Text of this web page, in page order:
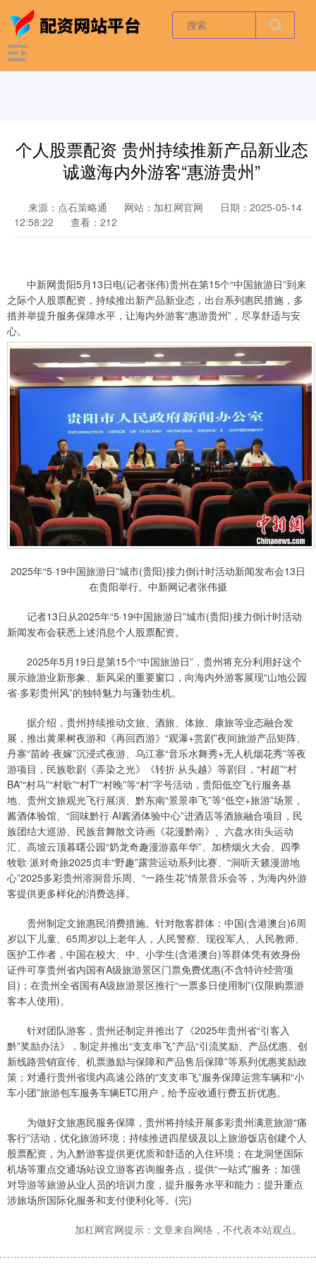
个人股票配资 贵州持续推新产品新业态
诚邀海内外游客“惠游贵州”
来源：点石策略通 网站：加杠网官网
日期：2025-05-14
12:58:22
查看：212
中新网贵阳5月13日电(记者张伟)贵州在第15个“中国旅游日”到来
之际个人股票配资，持续推出新产品新业态，出台系列惠民措施，多
措并举提升服务保障水平，让海内外游客“惠游贵州”，尽享舒适与安
心。
2025年“5·19中国旅游日”城市(贵阳)接力倒计时活动新闻发布会13日
在贵阳举行。中新网记者张伟摄
记者13日从2025年“5·19中国旅游日”城市(贵阳)接力倒计时活动
新闻发布会获悉上述消息个人股票配资。
2025年5月19日是第15个“中国旅游日”，贵州将充分利用好这个
展示旅游业新形象、新风采的重要窗口，向海内外游客展现“山地公园
省·多彩贵州风”的独特魅力与蓬勃生机。
据介绍，贵州持续推动文旅、酒旅、体旅、康旅等业态融合发
展，推出黄果树夜游和《再回西游》“观瀑+赏剧”夜间旅游产品矩阵、
丹寨“苗岭·夜嫁”沉浸式夜游、乌江寨“音乐水舞秀+无人机烟花秀”等夜
游项目，民族歌剧《弄染之光》《转折·从头越》等剧目，“村超”“村
BA”“村马”“村歌”“村T”“村晚”等“村”字号活动，贵阳低空飞行服务基
地、贵州文旅观光飞行展演、黔东南“景景串飞”等“低空+旅游”场景，
酱酒体验馆、“回味黔行·AI酱酒体验中心”进酒店等酒旅融合项目，民
族团结大巡游、民族音舞散文诗画《花漫黔南》、六盘水街头运动
汇、高坡云顶暮曙公园“奶龙奇趣漫游嘉年华”、加榜烟火大会、四季
牧歌·派对奇旅2025贞丰“野趣”露营运动系列比赛、“洞听天籁漫游地
心”2025多彩贵州溶洞音乐周、“一路生花”情景音乐会等，为海内外游
客提供更多样化的消费选择。
贵州制定文旅惠民消费措施。针对散客群体：中国(含港澳台)6周
岁以下儿童、65周岁以上老年人，人民警察、现役军人、人民教师、
医护工作者，中国在校大、中、小学生(含港澳台)等群体凭有效身份
证件可享贵州省内国有A级旅游景区门票免费优惠(不含特许经营项
目)；在贵州全省国有A级旅游景区推行“一票多日使用制”(仅限购票游
客本人使用)。
针对团队游客，贵州还制定并推出了《2025年贵州省“引客入
黔”奖励办法》，制定并推出“支支串飞”产品“引流奖励、产品优惠、创
新线路营销宣传、机票激励与保障和产品售后保障”等系列优惠奖励政
策；对通行贵州省境内高速公路的“支支串飞”服务保障运营车辆和“小
车小团”旅游包车服务车辆ETC用户，给予应收通行费五折优惠。
为做好文旅惠民服务保障，贵州将持续开展多彩贵州满意旅游“痛
客行”活动，优化旅游环境；持续推进四星级及以上旅游饭店创建个人
股票配资，为入黔游客提供更优质和舒适的入住环境；在龙洞堡国际
机场等重点交通场站设立游客咨询服务点，提供“一站式”服务；加强
对导游等旅游从业人员的培训力度，提升服务水平和能力；提升重点
涉旅场所国际化服务和支付便利化等。(完)
加杠网官网提示：文章来自网络，不代表本站观点。